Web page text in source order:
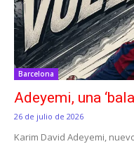
Barcelona
Adeyemi, una
26 de julio de 2026
Karim David Adeyemi,